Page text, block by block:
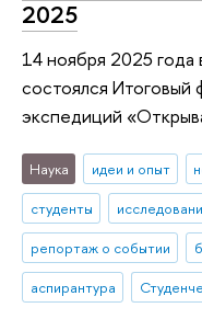
2025
14 ноября 2025
состоялся
экспедиций
Наука идеи и опыт
студенты
репортаж о событии
аспирантура